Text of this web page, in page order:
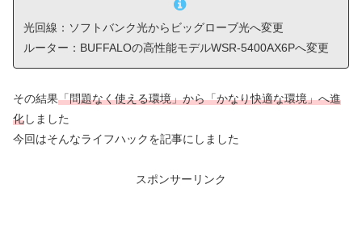
光回線：ソフトバンク光からビッグローブ光へ変更
ルーター：BUFFALOの高性能モデルWSR-5400AX6Pへ変更
その結果「問題なく使える環境」から「かなり快適な環境」へ進
化しました
今回はそんなライフハックを記事にしました
スポンサーリンク